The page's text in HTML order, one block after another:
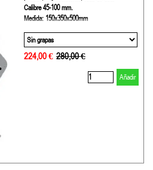
Calibre 45-100 mm.
Medida: 150x350x500mm
224,00 € Precio sin descuento
280,00 €
Añadir